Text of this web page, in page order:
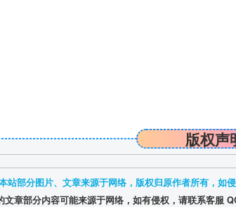
版权声
站部分图片、文章来源于网络，版权归原作者所有，如
文章部分内容可能来源于网络，如有侵权，请联系客服